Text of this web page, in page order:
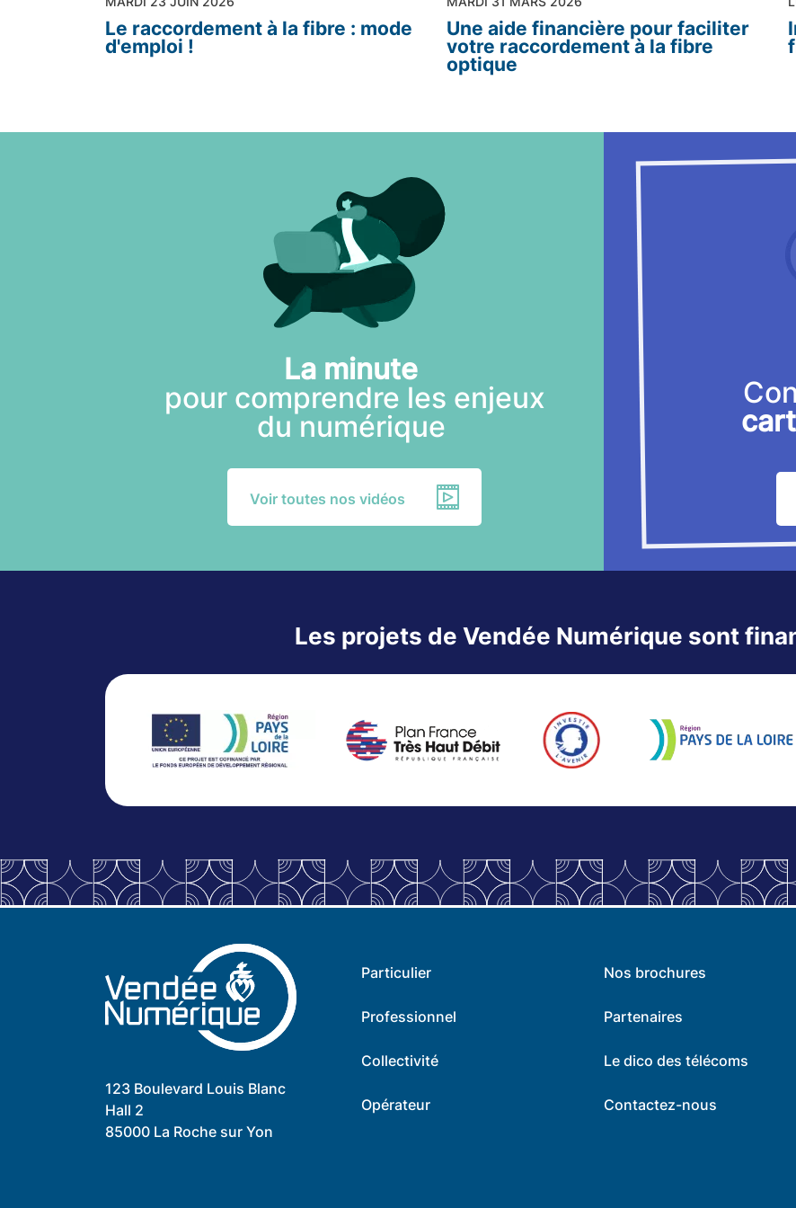
Le raccordement à la fibre : mode
d'emploi !
Une aide financière pour faciliter
votre raccordement à la fibre
optique
La minute
pour comprendre les enjeux
du numérique
Voir toutes nos vidéos
Les projets de Vendée Numérique sont
123 Boulevard Louis Blanc
Hall 2
85000 La Roche sur Yon
Particulier Nos brochures
Professionnel Partenaires
Collectivité Le dico des télécoms
Opérateur Contactez-nous